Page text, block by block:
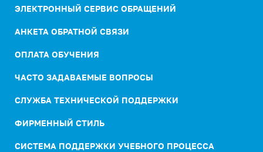
ЭЛЕКТРОННЫЙ СЕРВИС ОБРАЩЕНИЙ
АНКЕТА ОБРАТНОЙ СВЯЗИ
ОПЛАТА ОБУЧЕНИЯ
ЧАСТО ЗАДАВАЕМЫЕ ВОПРОСЫ
СЛУЖБА ТЕХНИЧЕСКОЙ ПОДДЕРЖКИ
ФИРМЕННЫЙ СТИЛЬ
СИСТЕМА ПОДДЕРЖКИ УЧЕБНОГО ПРОЦЕССА